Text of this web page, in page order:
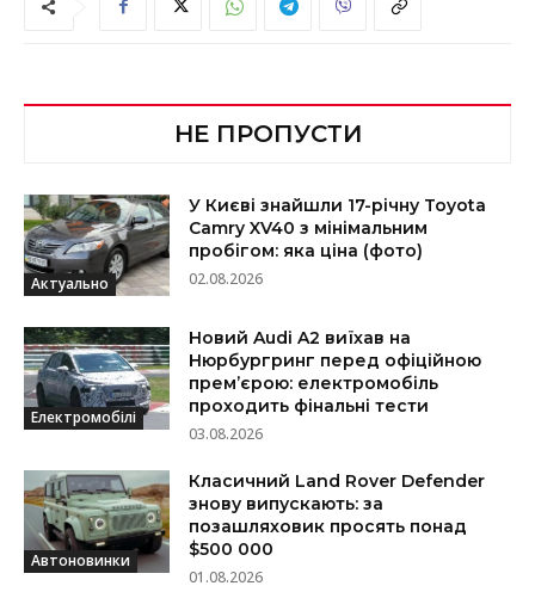
НЕ ПРОПУСТИ
Актуально
У Києві знайшли 17-річну Toyota
Camry XV40 з мінімальним
пробігом: яка ціна (фото)
02.08.2026
Електромобілі
Новий Audi A2 виїхав на
Нюрбургринг перед офіційною
прем’єрою: електромобіль
проходить фінальні тести
03.08.2026
Автоновинки
Класичний Land Rover Defender
знову випускають: за
позашляховик просять понад
$500 000
01.08.2026